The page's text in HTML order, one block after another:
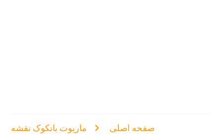
صفحه اصلی ماریوت بانکوک نقشه